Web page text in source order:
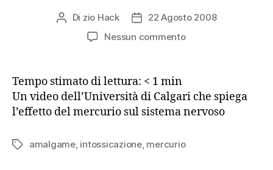
Autore
articolo
Di zio Hack
Data22 Agosto 2008
Nessun commentosu
danneggia
i
neuroni
Tempo stimato di lettura: < 1 min
Un video dell’Università di Calgari che spiega
l’effetto del mercurio sul sistema nervoso
Tag amalgame, intossicazione, mercurio